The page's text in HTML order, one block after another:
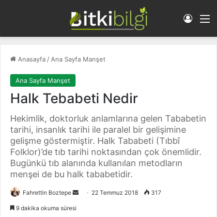
Giriş
Anasayfa / Ana Sayfa Manşet
Ana Sayfa Manşet
Halk Tebabeti Nedir
Hekimlik, doktorluk anlamlarına gelen Tababetin
tarihi, insanlık tarihi ile paralel bir gelişimine
gelişme göstermiştir. Halk Tababeti (Tıbbî
Folklor)’de tıb tarihi noktasından çok önemlidir.
Bugünkü tıb alanında kullanılan metodların
menşei de bu halk tababetidir.
Fahrettin Boztepe 22 Temmuz 2018 317
9 dakika okuma süresi